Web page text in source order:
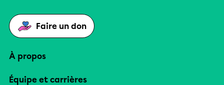
Faire un don
À propos
Équipe et carrières